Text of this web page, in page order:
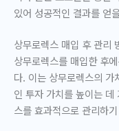
있어 성공적인 결과를 얻
상무로렉스 매입 후 관리
상무로렉스를 매입한 후
다. 이는 상무로렉스의 가
인 투자 가치를 높이는 데
스를 효과적으로 관리하